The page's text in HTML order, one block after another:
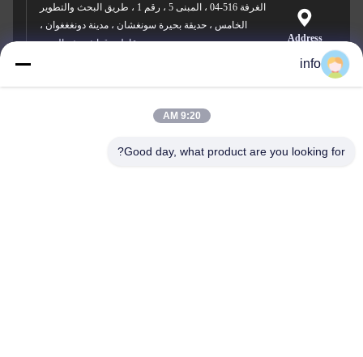
Address
الغرفة 516-04 ، المبنى 5 ، رقم 1 ، طريق البحث والتطوير
الخامس ، حديقة بحيرة سونغشان ، مدينة دونغغغوان ،
مقاطعة قوانغدونغ ، الصين
info@gdpowerplus.com
info
9:20 AM
Good day, what product are you looking for?